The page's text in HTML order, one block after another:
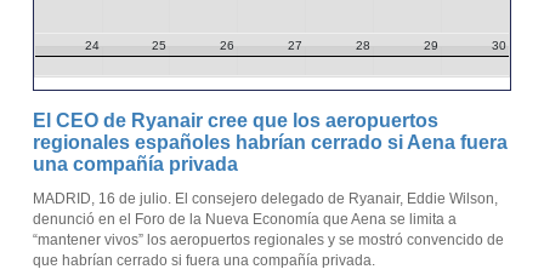
24 25 26 27 28 29 30
El CEO de Ryanair cree que los aeropuertos
regionales españoles habrían cerrado si Aena fuera
una compañía privada
MADRID, 16 de julio. El consejero delegado de Ryanair, Eddie Wilson,
denunció en el Foro de la Nueva Economía que Aena se limita a
“mantener vivos” los aeropuertos regionales y se mostró convencido de
que habrían cerrado si fuera una compañía privada.